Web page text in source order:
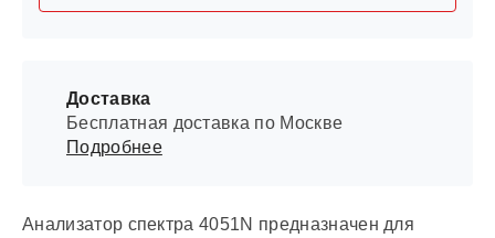
Анализатор спектра 4051N предназначен для
Доставка
Бесплатная доставка по Москве
Подробнее